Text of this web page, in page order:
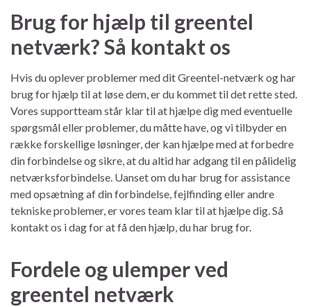
Brug for hjælp til greentel
netværk? Så kontakt os
Hvis du oplever problemer med dit Greentel-netværk og har
brug for hjælp til at løse dem, er du kommet til det rette sted.
Vores supportteam står klar til at hjælpe dig med eventuelle
spørgsmål eller problemer, du måtte have, og vi tilbyder en
række forskellige løsninger, der kan hjælpe med at forbedre
din forbindelse og sikre, at du altid har adgang til en pålidelig
netværksforbindelse. Uanset om du har brug for assistance
med opsætning af din forbindelse, fejlfinding eller andre
tekniske problemer, er vores team klar til at hjælpe dig. Så
kontakt os i dag for at få den hjælp, du har brug for.
Fordele og ulemper ved
greentel netværk